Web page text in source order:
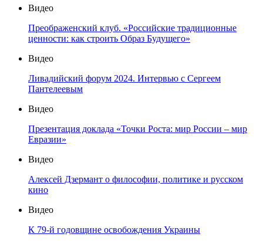
Видео
Преображенский клуб. «Российские традиционные
ценности: как строить Образ Будущего»
Видео
Ливадийский форум 2024. Интервью с Сергеем
Пантелеевым
Видео
Презентация доклада «Точки Роста: мир России – мир
Евразии»
Видео
Алексей Дзермант о философии, политике и русском
кино
Видео
К 79-й годовщине освобождения Украины